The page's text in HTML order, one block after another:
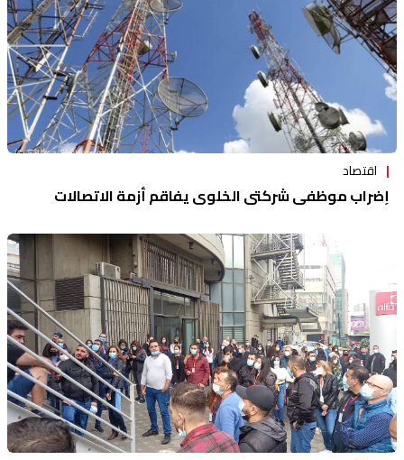
اقتصاد
إضراب موظفي شركتي الخلوي يفاقم أزمة الاتصالات